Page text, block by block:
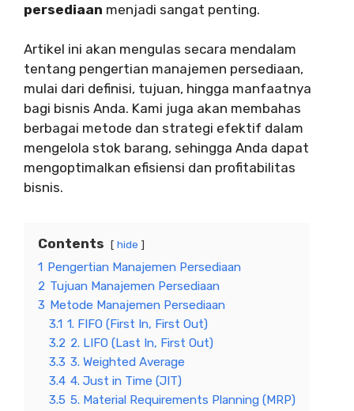
persediaan menjadi sangat penting.
Artikel ini akan mengulas secara mendalam
tentang pengertian manajemen persediaan,
mulai dari definisi, tujuan, hingga manfaatnya
bagi bisnis Anda. Kami juga akan membahas
berbagai metode dan strategi efektif dalam
mengelola stok barang, sehingga Anda dapat
mengoptimalkan efisiensi dan profitabilitas
bisnis.
Contents hide
1 Pengertian Manajemen Persediaan
2 Tujuan Manajemen Persediaan
3 Metode Manajemen Persediaan
3.1 1. FIFO (First In, First Out)
3.2 2. LIFO (Last In, First Out)
3.3 3. Weighted Average
3.4 4. Just in Time (JIT)
3.5 5. Material Requirements Planning (MRP)